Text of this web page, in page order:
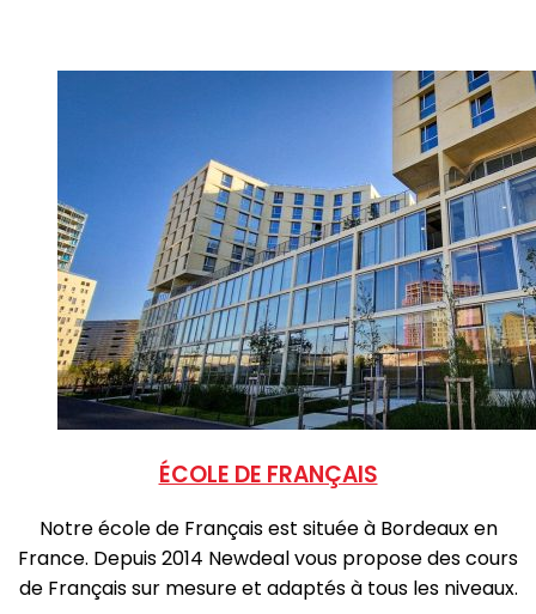
ÉCOLE DE FRANÇAIS
Notre école de Français est située à Bordeaux en
France. Depuis 2014 Newdeal vous propose des cours
de Français sur mesure et adaptés à tous les niveaux.